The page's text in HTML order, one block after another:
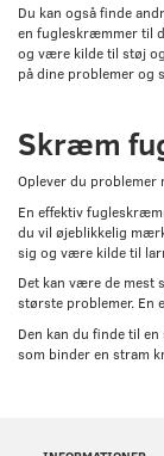
Du kan også finde
en fugleskræmmer til
og være kilde til støj
på dine problemer og
Skræm
Oplever du problemer
En effektiv
du vil øjeblikkelig
sig og være kilde til
Det kan være de mest
største problemer. En
Den kan du finde til
som binder en stram